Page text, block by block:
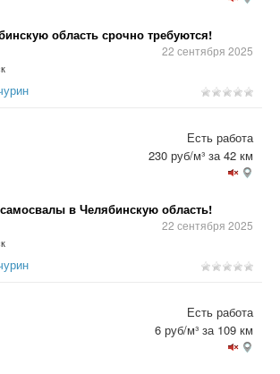
область срочно требуются!
22 сентября 2025
в Челябинскую область!
22 сентября 2025
Есть работа
230 руб/м³ за 42 км
Есть работа
6 руб/м³ за 109 км